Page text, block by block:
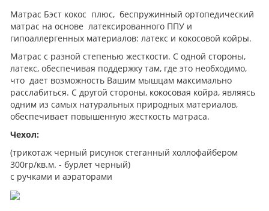
Матрас Бэст кокос плюс, беспружинный ортопедический
матрас на основе латексированного ППУ и
гипоаллергенных материалов: латекс и кокосовой койры.
Матрас с разной степенью жесткости. С одной стороны,
латекс, обеспечивая поддержку там, где это необходимо,
что дает возможность Вашим мышцам максимально
расслабиться. С другой стороны, кокосовая койра, являясь
одним из самых натуральных природных материалов,
обеспечивает повышенную жесткость матраса.
Чехол:
(трикотаж черный рисунок стеганный холлофайбером
300гр/кв.м. - бурлет черный)
с ручками и аэраторами